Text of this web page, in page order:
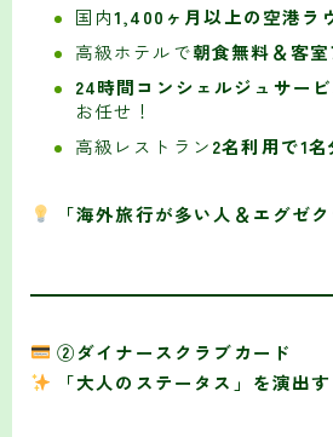
国内1,400ヶ月以上の空港ラ
高級ホテルで朝食無料＆客
24時間コンシェルジュサービ
お任せ！
高級レストラン2名利用で1名
「海外旅行が多い人＆エグゼ
②ダイナースクラブカード
「大人のステータス」を演出す